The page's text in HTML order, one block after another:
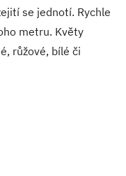
se jednotí. Rychle
metru. Květy
růžové, bílé či